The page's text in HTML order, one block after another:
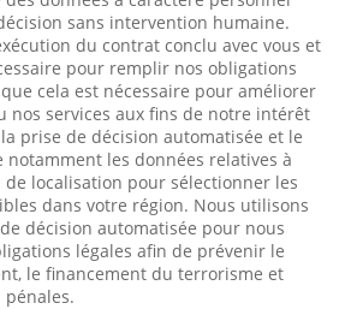
sans intervention humaine.
du contrat conclu avec vous et
pour remplir nos obligations
cela est nécessaire pour améliorer
nos services aux fins de notre intérêt
prise de décision automatisée et le
notamment les données relatives à
localisation pour sélectionner les
dans votre région. Nous utilisons
décision automatisée pour nous
légales afin de prévenir le
le financement du terrorisme et
pénales.